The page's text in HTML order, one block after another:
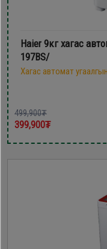
Haier 9кг хагас
197BS/
Хагас автомат
499,900₮
399,900₮